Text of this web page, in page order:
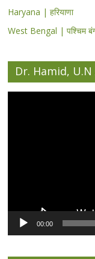
Haryana | हरियाणा
West Bengal | पश्चिम
Dr. Hamid,
00:00